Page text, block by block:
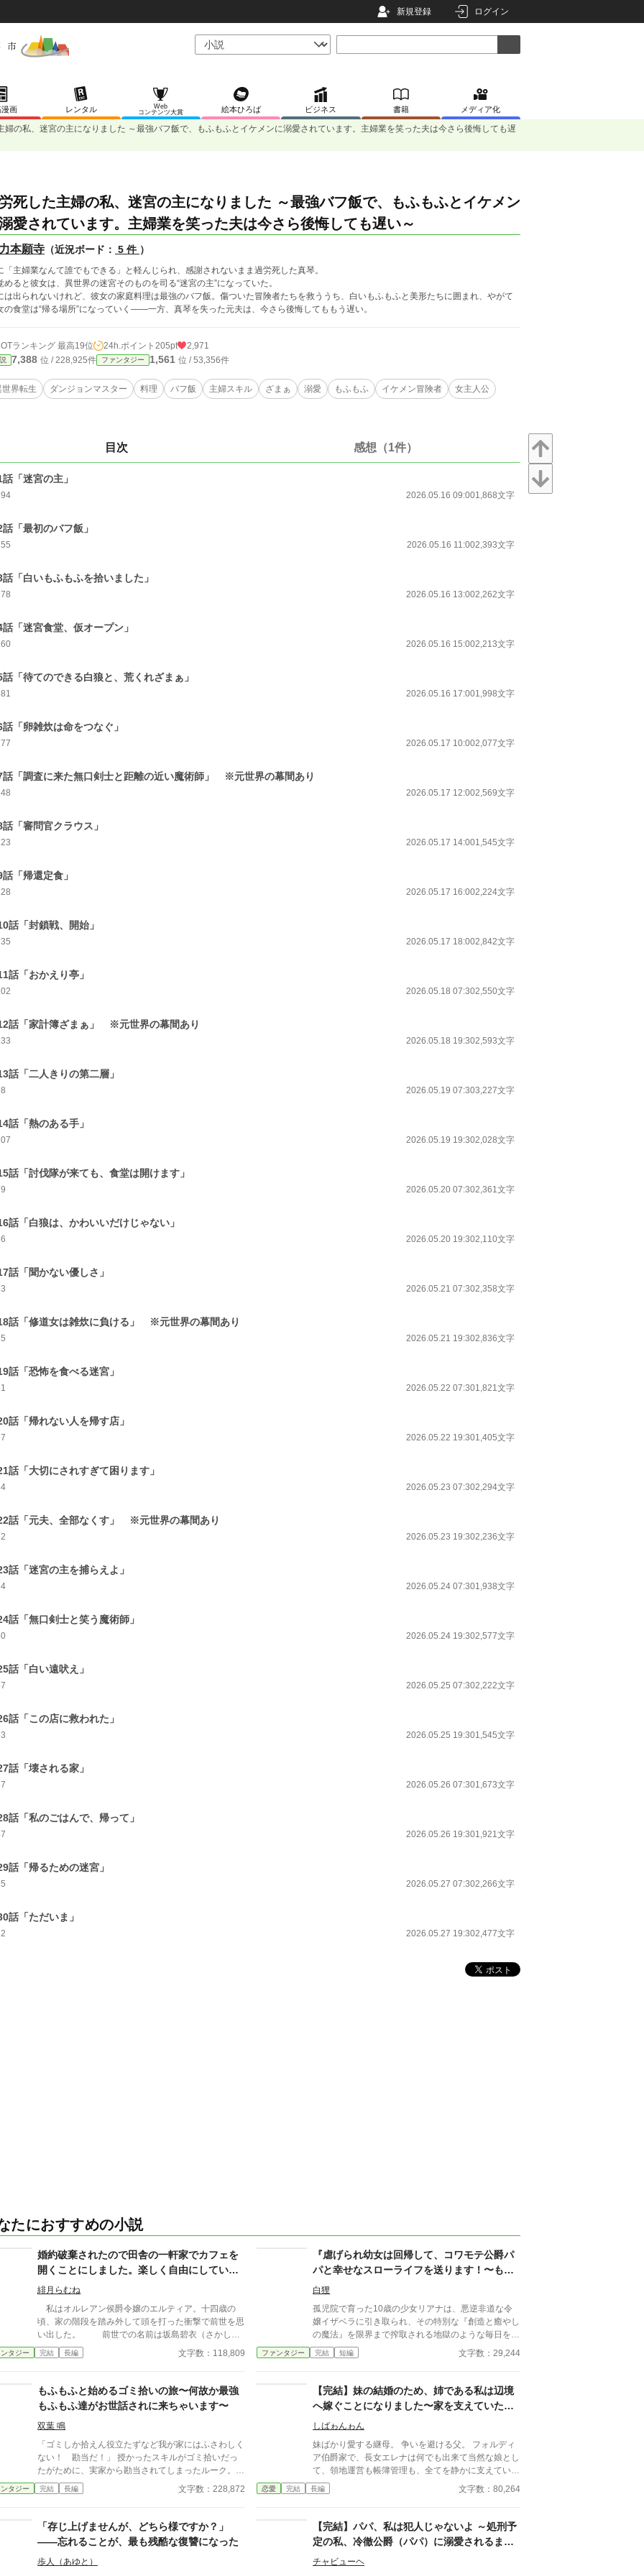
新規登録 ログイン
画 レンタル
Web
コンテンツ大賞
絵本ひろば ビジネス 書籍 メディア化
婦の私、迷宮の主になりました ～最強バフ飯で、もふもふとイケメンに溺愛されています。主婦業を笑った夫は今さら後悔しても遅
死した主婦の私、迷宮の主になりました ～最強バフ飯で、もふもふとイケメン
愛されています。主婦業を笑った夫は今さら後悔しても遅い～
本願寺 （近況ボード： 5 件 ）
「主婦業なんて誰でもできる」と軽んじられ、感謝されないまま過労死した真琴。
めると彼女は、異世界の迷宮そのものを司る“迷宮の主”になっていた。
は出られないけれど、彼女の家庭料理は最強のバフ飯。傷ついた冒険者たちを救ううち、白いもふもふと美形たちに囲まれ、やがて
の食堂は“帰る場所”になっていく――一方、真琴を失った元夫は、今さら後悔してももう遅い。
ランキング 最高19位 24h.ポイント 205pt 2,971
7,388 位 / 228,925件 ファンタジー 1,561 位 / 53,356件
世界転生 ダンジョンマスター 料理 バフ飯 主婦スキル ざまぁ 溺愛 もふもふ イケメン冒険者 女主人公
目次 感想（1件）
「迷宮の主」
2026.05.16 09:001,868文字
話「最初のバフ飯」
2026.05.16 11:002,393文字
話「白いもふもふを拾いました」
2026.05.16 13:002,262文字
話「迷宮食堂、仮オープン」
2026.05.16 15:002,213文字
話「待てのできる白狼と、荒くれざまぁ」
2026.05.16 17:001,998文字
話「卵雑炊は命をつなぐ」
2026.05.17 10:002,077文字
話「調査に来た無口剣士と距離の近い魔術師」 ※元世界の幕間あり
2026.05.17 12:002,569文字
話「審問官クラウス」
2026.05.17 14:001,545文字
「帰還定食」
2026.05.17 16:002,224文字
話「封鎖戦、開始」
2026.05.17 18:002,842文字
話「おかえり亭」
2026.05.18 07:302,550文字
話「家計簿ざまぁ」 ※元世界の幕間あり
2026.05.18 19:302,593文字
話「二人きりの第二層」
2026.05.19 07:303,227文字
話「熱のある手」
2026.05.19 19:302,028文字
話「討伐隊が来ても、食堂は開けます」
2026.05.20 07:302,361文字
話「白狼は、かわいいだけじゃない」
2026.05.20 19:302,110文字
話「聞かない優しさ」
2026.05.21 07:302,358文字
話「修道女は雑炊に負ける」 ※元世界の幕間あり
2026.05.21 19:302,836文字
話「恐怖を食べる迷宮」
2026.05.22 07:301,821文字
話「帰れない人を帰す店」
2026.05.22 19:301,405文字
話「大切にされすぎて困ります」
2026.05.23 07:302,294文字
話「元夫、全部なくす」 ※元世界の幕間あり
2026.05.23 19:302,236文字
話「迷宮の主を捕らえよ」
2026.05.24 07:301,938文字
話「無口剣士と笑う魔術師」
2026.05.24 19:302,577文字
話「白い遠吠え」
2026.05.25 07:302,222文字
話「この店に救われた」
2026.05.25 19:301,545文字
話「壊される家」
2026.05.26 07:301,673文字
話「私のごはんで、帰って」
2026.05.26 19:301,921文字
話「帰るための迷宮」
2026.05.27 07:302,266文字
話「ただいま」
2026.05.27 19:302,477文字
たにおすすめの小説
婚約破棄されたので田舎の一軒家でカフェを
開くことにしました。楽しく自由にしていた
ら居心地が良いとS級冒険者達が毎日通い詰め
緋月らむね
私はオルレアン侯爵令嬢のエルティア。十四歳の
頃、家の階段を踏み外して頭を打った衝撃で前世を思
い出した。 前世での名前は坂島碧衣（さかしま
あおい）。祖父母の引退後、祖父母の経営していた大
好きなカフェを継ぐつもりでいたのに就職先がブラッ
て、自分が息抜きでやっていた乙女ゲーム「星屑のカ
ンパニー」の悪役令嬢、オルレアン侯爵令嬢エルティ
アに転生してることに気がついた。 エルティアは
１８歳の舞踏会で婚約者から悪役令嬢として断罪さ
れ、婚約破棄を言い渡される。その後、父親から家を
追い出され、よからぬ輩に襲われて殺される。 前
世だってやりたかったことができずに死んでしまった
のに、転生してもそんな悲惨な人生を送るなんて、た
まったもんじゃない！！それなら私は前世継ごうと思
家を飛び出して森が開けた自然豊かな場所で念願のカ
フェを侍女のシサとともに開くことができた。 森
ていたら、個性豊かなS級冒険者たちが常連として私
タジー 完結 長編 文字数：118,809
​『虐げられ幼女は回帰して、コワモテ公爵パ
パと幸せなスローライフを送ります！〜もふ
もふと美味しいご飯で心を癒す異世界ファン
白狸
​孤児院で育った10歳の少女リアナは、悪逆非道な令
嬢イザベラに引き取られ、その特別な『創造と癒やし
の魔法』を限界まで搾取される地獄のような毎日を送
っていた。 ついに用済みとして危険な魔境へ捨てら
れ、命を落としかけたその瞬間――前世（日本）の記
る【回帰（タイムリープ）】を果たしてしまう！ ​
「また、あの恐ろしい日々が始まるの……？」と絶望
で震えるリアナ。 しかし、運命の日に彼女の前に現
れたのはイザベラではなく、「血塗れの熊」と恐れら
れる帝国最強の騎士・レオンハルト公爵だった。 ​
「今度は兵器としてこき使われるんだわ！」と勘違い
して怯えるリアナだったが、コワモテな公爵の正体
は、ただの不器用で優しすぎる過保護な人だった！
ふかふかのベッド、初めての温かくて美味しいスー
知識と『創造魔法』を活かして枯れた大地をふかふか
の農地に変えたり、伝説のもふもふ魔獣（フェンリ
のシリウスを助けて専属騎士にしたりと、リアナの周
ファンタジー 完結 短編 文字数：29,244
もふもふと始めるゴミ拾いの旅〜何故か最強
もふもふ達がお世話されに来ちゃいます〜
双葉 鳴
「ゴミしか拾えん役立たずなど我が家にはふさわしく
ない！ 勘当だ！」 授かったスキルがゴミ拾いだっ
たがために、実家から勘当されてしまったルーク。
途方に暮れた時、声をかけてくれたのはひと足先に冒
険者になって実家に仕送りしていた長兄アスターだっ
ら自分のスキルに何ができるか少しづつ理解してい
ルーク。 しかしクエストの帰り、討伐対象のハンタ
ーラビットとボアが縄張り争いをしてる場面に遭遇。
タジー 完結 長編 文字数：228,872
【完結】妹の結婚のため、姉である私は辺境
へ嫁ぐことになりました〜家を支えていたの
は私だったようです〜
しばゎんゎん
妹ばかり愛する継母。 争いを避ける父。 フォルディ
ア伯爵家で、長女エレナは何でも出来て当然な娘とし
て、領地運営も帳簿管理も、全てを静かに支えてい
た。 そんなある日。 本来はエレナへの縁談だった侯
爵家との婚約は、妹へ譲られることになる。 代わり
り。 けれど…。 「これだけ働く人材を、放置してい
たのか」 辺境伯家だけは、エレナの価値を正しく見
抜いていた。 これは、便利な娘として扱われていた
令嬢が、初めてあなたが必要だと言われるまでの物
恋愛 完結 長編 文字数：80,264
「存じ上げませんが、どちら様ですか？」
——忘れることが、最も残酷な復讐になった
歩人（あゆと）
【完結】パパ、私は犯人じゃないよ ～処刑予
定の私、冷徹公爵（パパ）に溺愛されるまで
～
チャビューヘ